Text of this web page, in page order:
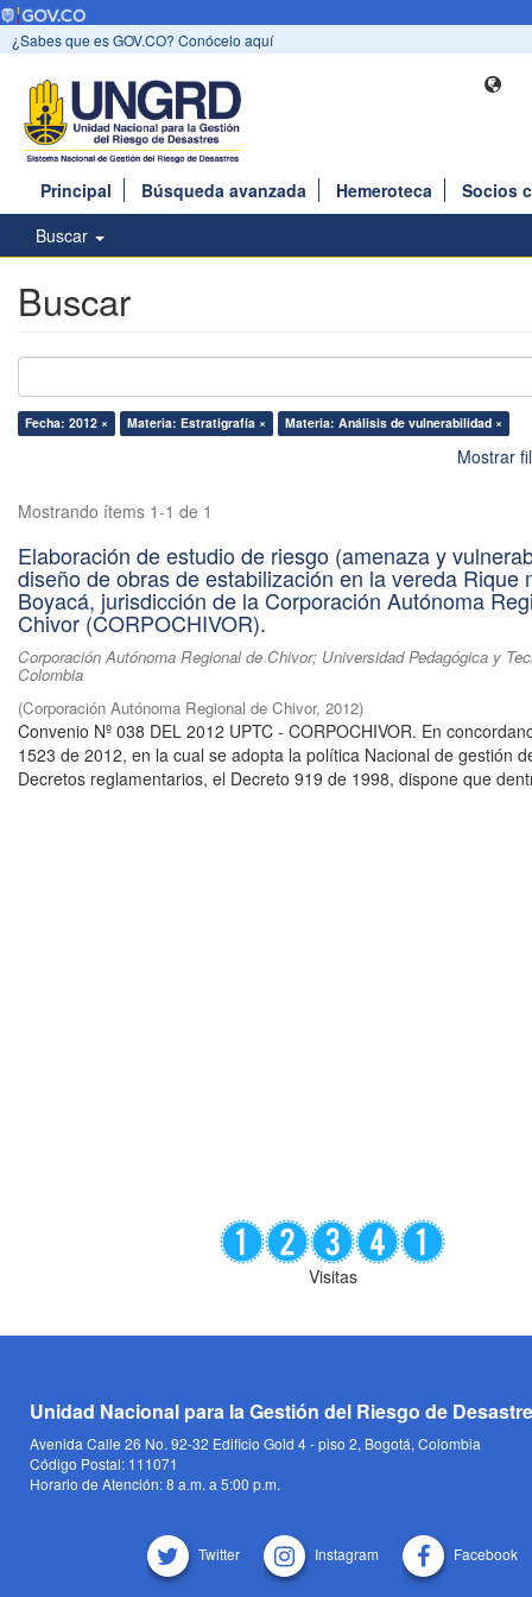
¿Sabes que es GOV.CO? Conócelo aquí
Principal Búsqueda avanzada Hemeroteca
Socios
Buscar
Buscar
Fecha: 2012 × Materia: Estratigrafía × Materia: Análisis de vulnerabilidad ×
Mostrar
Mostrando ítems 1-1 de 1
Elaboración de estudio de riesgo (amenaza y
diseño de obras de estabilización en la vereda Rique
Boyacá, jurisdicción de la Corporación Autónoma
Chivor (CORPOCHIVOR).
Corporación Autónoma Regional de Chivor; Universidad Pedagógica y
Colombia
(Corporación Autónoma Regional de Chivor, 2012)
Convenio Nº 038 DEL 2012 UPTC - CORPOCHIVOR. En
1523 de 2012, en la cual se adopta la política Nacional de gestión
Decretos reglamentarios, el Decreto 919 de 1998, dispone que
Visitas
Unidad Nacional para la Gestión del Riesgo de
Avenida Calle 26 No. 92-32 Edificio Gold 4 - piso 2, Bogotá, Colombia
Código Postal: 111071
Horario de Atención: 8 a.m. a 5:00 p.m.
Twitter Instagram Facebook